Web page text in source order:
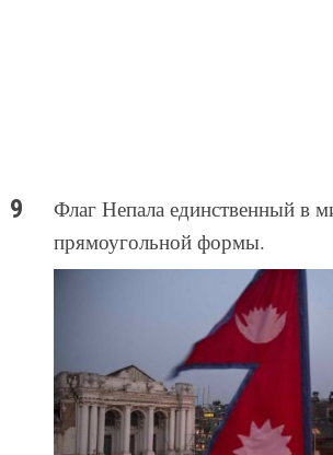
Флаг Непала единственный в
прямоугольной формы.